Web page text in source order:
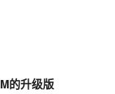
的升级版